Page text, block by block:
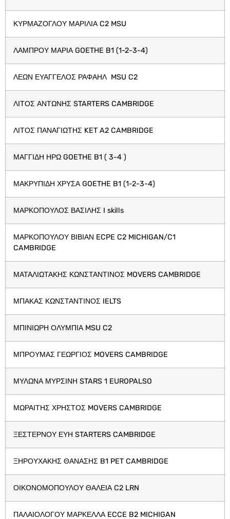
ΚΥΡΜΑΖΟΓΛΟΥ ΜΑΡΙΛΙΑ C2 MSU
ΛΑΜΠΡΟΥ ΜΑΡΙΑ GOETHE B1 (1-2-3-4)
ΛΕΩΝ ΕΥΑΓΓΕΛΟΣ ΡΑΦΑΗΛ MSU C2
ΛΙΤΟΣ ΑΝΤΩΝΗΣ STARTERS CAMBRIDGE
ΛΙΤΟΣ ΠΑΝΑΓΙΩΤΗΣ KET A2 CAMBRIDGE
ΜΑΓΓΙΔΗ ΗΡΩ GOETHE B1 ( 3-4 )
ΜΑΚΡΥΠΙΔΗ ΧΡΥΣΑ GOETHE B1 (1-2-3-4)
ΜΑΡΚΟΠΟΥΛΟΣ ΒΑΣΙΛΗΣ I skills
ΜΑΡΚΟΠΟΥΛΟΥ ΒΙΒΙΑΝ ECPE C2 MICHIGAN/C1
CAMBRIDGE
ΜΑΤΑΛΙΩΤΑΚΗΣ ΚΩΝΣΤΑΝΤΙΝΟΣ MOVERS CAMBRIDGE
ΜΠΑΚΑΣ ΚΩΝΣΤΑΝΤΙΝΟΣ IELTS
ΜΠΙΝΙΩΡΗ ΟΛΥΜΠΙΑ MSU C2
ΜΠΡΟΥΜΑΣ ΓΕΩΡΓΙΟΣ MOVERS CAMBRIDGE
ΜΥΛΩΝΑ ΜΥΡΣΙΝΗ STARS 1 EUROPALSO
ΜΩΡΑΙΤΗΣ ΧΡΗΣΤΟΣ MOVERS CAMBRIDGE
ΞΕΣΤΕΡΝΟΥ ΕΥΗ STARTERS CAMBRIDGE
ΞΗΡΟΥΧΑΚΗΣ ΘΑΝΑΣΗΣ B1 PET CAMBRIDGE
ΟΙΚΟΝΟΜΟΠΟΥΛΟΥ ΘΑΛΕΙΑ C2 LRN
ΠΑΛΑΙΟΛΟΓΟΥ ΜΑΡΚΕΛΛΑ ECCE B2 MICHIGAN